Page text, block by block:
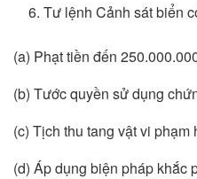
Tư lệnh Cảnh sát biển
(a) Phạt tiền đến
(b) Tước quyền sử dụng
(c) Tịch thu tang vật vi phạm
(d) Áp dụng biện pháp khắc